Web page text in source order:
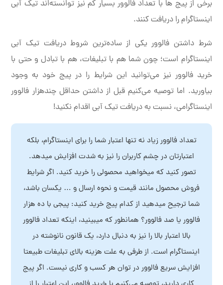
برخی از پیج ها با تعداد فالوور بسیار کم نیز توانسته‌اند تیک آبی
اینستاگرام را دریافت کنند.
شرط داشتن فالوور یکی از ساده‌ترین شروط دریافت تیک آبی
اینستاگرام است؛ چون شما هم با تبلیغات، هم با تبادل و حتی با
خرید فالوور نیز می‌توانید این شرایط را در پیج خود به وجود
بیاورید. اما توصیه می‌کنیم قبل از داشتن حداقل چندهزار فالوور
اینستاگرامی، نسبت به دریافت تیک آبی اقدام نکنید!
تعداد فالوور زیاد نه تنها اعتبار شما را برای اینستاگرام، بلکه
اعتبارتان در چشم کاربران را نیز به شدت افزایش میدهد.
تصور کنید که میخواهید محصولی را خرید کنید. اگر شرایط
فروش محصول مانند قیمت و نحوه ارسال و … یکسان باشد،
شما ترجیح میدهید از کدام پیج خرید کنید: پیجی با ده هزار
فالوور یا صد فالوور؟ همانطور که میبینید، اینکه تعداد فالوور
بالا اعتبار بالا را نیز به دنبال دارد، یک قانون نانوشته در
اینستاگرام است. از طرفی به علت هزینه بالای تبلیغات طبیعتا
افزایش سریع فالوور در توان هر کسب و کاری نیست. اگر پیج